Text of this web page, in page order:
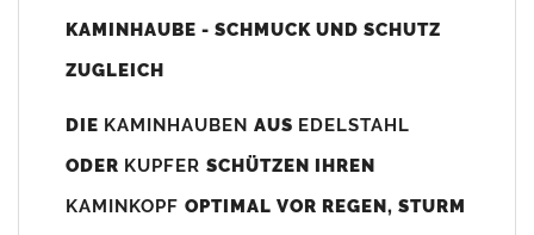
Unsere Maßangaben beziehen sich immer auf das
800mm x 740-800mm angefertigt (siehe Bild/Zeichnung unten).
KAMINHAUBE - SCHMUCK UND SCHUTZ
ZUGLEICH
DIE KAMINHAUBEN AUS EDELSTAHL
ODER KUPFER SCHÜTZEN IHREN
KAMINKOPF OPTIMAL VOR REGEN, STURM